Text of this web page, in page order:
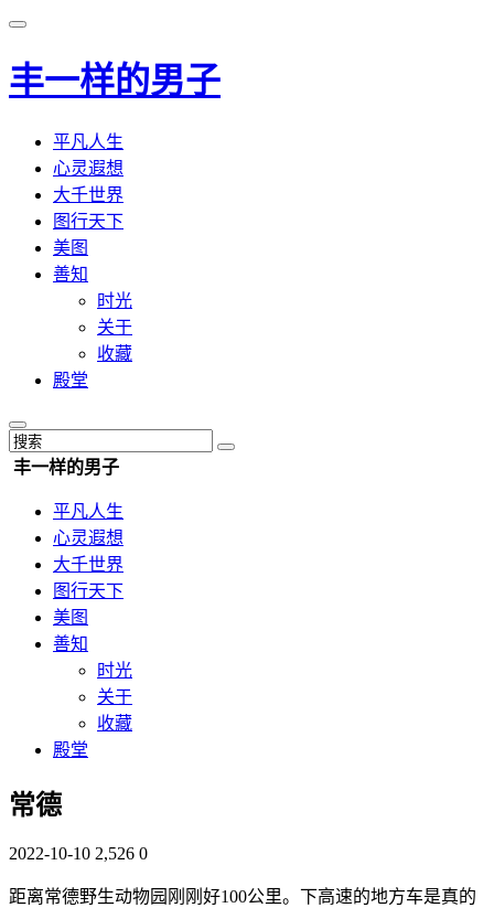
丰一样的男子
平凡人生
心灵遐想
大千世界
图行天下
美图
善知
时光
关于
收藏
殿堂
丰一样的男子
平凡人生
心灵遐想
大千世界
图行天下
美图
善知
时光
关于
收藏
殿堂
常德
2022-10-10 2,526 0
距离常德野生动物园刚刚好100公里。下高速的地方车是真的